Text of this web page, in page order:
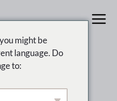
für:
might be
language. Do
to: